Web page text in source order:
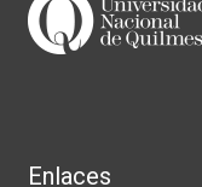
Enlaces